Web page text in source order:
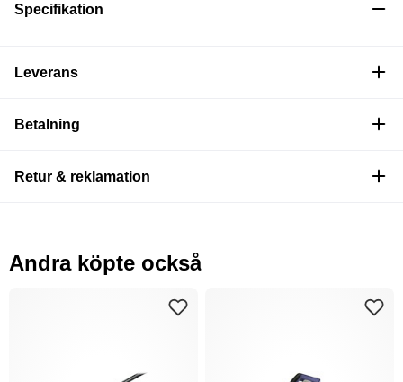
Specifikation
Leverans
Betalning
Retur & reklamation
Andra köpte också